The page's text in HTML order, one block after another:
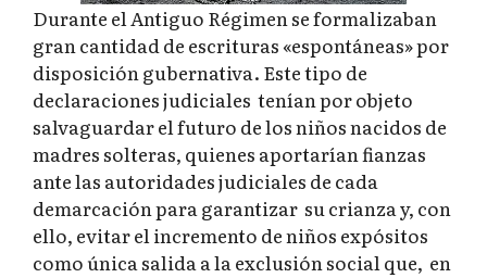
Durante el Antiguo Régimen se formalizaban
gran cantidad de escrituras «espontáneas» por
disposición gubernativa. Este tipo de
declaraciones judiciales tenían por objeto
salvaguardar el futuro de los niños nacidos de
madres solteras, quienes aportarían fianzas
ante las autoridades judiciales de cada
demarcación para garantizar su crianza y, con
ello, evitar el incremento de niños expósitos
como única salida a la exclusión social que, en